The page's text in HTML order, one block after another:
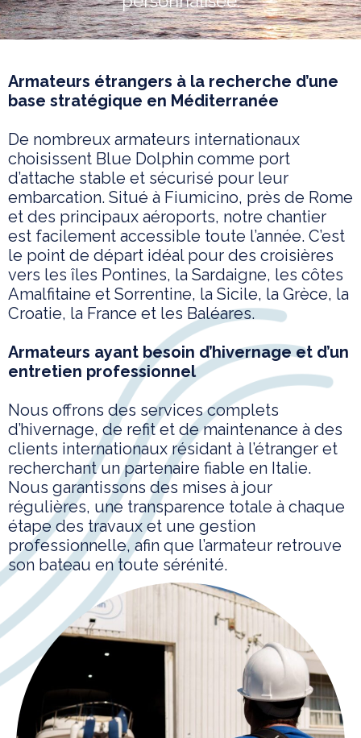
Armateurs étrangers à la recherche d’une
base stratégique en Méditerranée
De nombreux armateurs internationaux
choisissent Blue Dolphin comme port
d’attache stable et sécurisé pour leur
embarcation. Situé à Fiumicino, près de Rome
et des principaux aéroports, notre chantier
est facilement accessible toute l’année. C’est
le point de départ idéal pour des croisières
vers les îles Pontines, la Sardaigne, les côtes
Amalfitaine et Sorrentine, la Sicile, la Grèce, la
Croatie, la France et les Baléares.
Armateurs ayant besoin d’hivernage et d’un
entretien professionnel
Nous offrons des services complets
d’hivernage, de refit et de maintenance à des
clients internationaux résidant à l’étranger et
recherchant un partenaire fiable en Italie.
Nous garantissons des mises à jour
régulières, une transparence totale à chaque
étape des travaux et une gestion
professionnelle, afin que l’armateur retrouve
son bateau en toute sérénité.